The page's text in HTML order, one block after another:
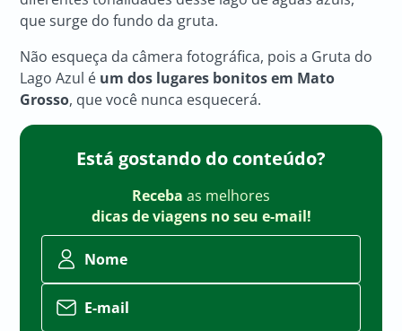
que surge do fundo da gruta.
Não esqueça da câmera fotográfica, pois a Gruta do
Lago Azul é um dos lugares bonitos em Mato
Grosso, que você nunca esquecerá.
Está gostando do conteúdo?
Receba as melhores
dicas de viagens no seu e-mail!
Nome
E-mail